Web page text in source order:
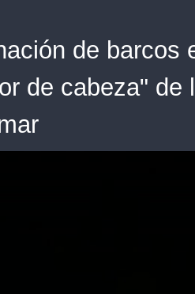
de barcos
de cabeza" de